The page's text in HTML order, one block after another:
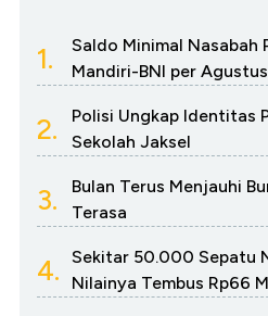
1.
Saldo Minimal Nasabah
Mandiri-BNI per
2.
Polisi Ungkap Identitas
Sekolah Jaksel
3.
Bulan Terus Menjauhi
Terasa
4.
Sekitar 50.000 Sepatu
Nilainya Tembus Rp66